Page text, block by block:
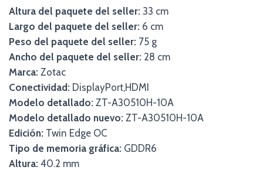
Altura del paquete del seller: 33 cm
Largo del paquete del seller: 6 cm
Peso del paquete del seller: 75 g
Ancho del paquete del seller: 28 cm
Marca: Zotac
Conectividad: DisplayPort,HDMI
Modelo detallado: ZT-A30510H-10A
Modelo detallado nuevo: ZT-A30510H-10A
Edición: Twin Edge OC
Tipo de memoria gráfica: GDDR6
Altura: 40.2 mm